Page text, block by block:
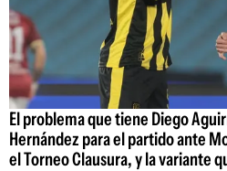
El problema que tiene Diego
Hernández para el partido ante
el Torneo Clausura, y la variante